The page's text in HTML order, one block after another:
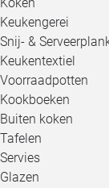
Keukengerei
Snij- &
Keukentextiel
Voorraadpotten
Kookboeken
Buiten koken
Tafelen
Servies
Glazen